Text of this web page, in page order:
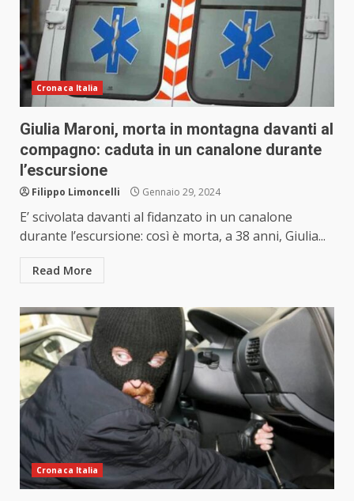
Cronaca Italia
Giulia Maroni, morta in montagna davanti al
compagno: caduta in un canalone durante
l’escursione
Filippo Limoncelli Gennaio 29, 2024
E’ scivolata davanti al fidanzato in un canalone
durante l’escursione: così è morta, a 38 anni, Giulia...
Read More
Cronaca Italia